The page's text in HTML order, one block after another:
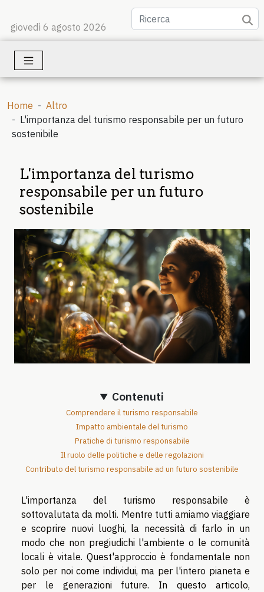
giovedì 6 agosto 2026
Home
Altro
L'importanza del turismo responsabile per un futuro
sostenibile
L'importanza del turismo
responsabile per un futuro
sostenibile
Contenuti
Comprendere il turismo responsabile
Impatto ambientale del turismo
Pratiche di turismo responsabile
Il ruolo delle politiche e delle regolazioni
Contributo del turismo responsabile ad un futuro sostenibile
L'importanza del turismo responsabile è
sottovalutata da molti. Mentre tutti amiamo viaggiare
e scoprire nuovi luoghi, la necessità di farlo in un
modo che non pregiudichi l'ambiente o le comunità
locali è vitale. Quest'approccio è fondamentale non
solo per noi come individui, ma per l'intero pianeta e
per le generazioni future. In questo articolo,